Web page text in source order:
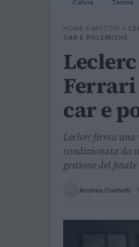
Calcio Tennis
HOME » MOTORI »
CAR E POLEMICHE
car e
Leclerc firma
condizionata da
gestione del finale
Andrea Conforti ·